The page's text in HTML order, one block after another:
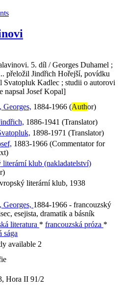
5. díl / Georges Duhamel ;
přeložil Jindřich Hořejší, povídku
Svatopluk Kadlec ; studii o autorovi
napsal Josef Kopal]
Georges, 1884-1966 (Author)
1886-1941 (Translator)
1898-1971 (Translator)
1883-1966 (Commentator for
literární klub (nakladatelství)
literární klub, 1938
Georges, 1884-1966 - francouzský
esejista, dramatik a básník
literatura * francouzská próza *
sága
available 2
Hora II 91/2